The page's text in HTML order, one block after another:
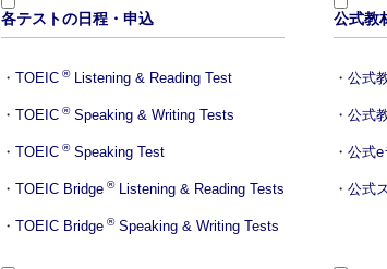
各テストの日程・申込
TOEIC ®Listening & Reading Test
TOEIC ®Speaking & Writing Tests
TOEIC ®Speaking Test
TOEIC Bridge ®Listening & Reading Tests
TOEIC Bridge ®Speaking & Writing Tests
公式教
公式
公式
公式e
公式